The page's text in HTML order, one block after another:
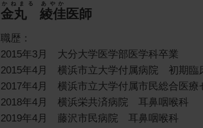
金丸 綾佳
かねまる あやか
医師
職歴：
2015年3月 大分大学医学部医学科卒業
2015年4月 横浜市立大学付属病院 初期臨
2017年4月 横浜市立大学付属市民総合医
2018年4月 横浜栄共済病院 耳鼻咽喉科
2019年4月 藤沢市民病院 耳鼻咽喉科